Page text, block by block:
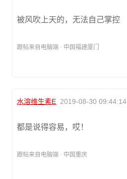
被风吹上天的，无法自己掌控
跟帖来自电脑端 · 中国福建厦门
水溶维生素E 2019-08-30 09:44:14
都是说得容易，哎！
跟帖来自电脑端 · 中国重庆